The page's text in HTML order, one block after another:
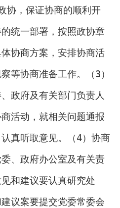
协，保证协商的顺利开
统一部署，按照政协章
协商方案，安排协商活
等协商准备工作。（3）
政府及有关部门负责人
活动，就相关问题通报
真听取意见。（4）协商
、政府办公室及有关责
和建议要认真研究处
议案要提交党委常委会